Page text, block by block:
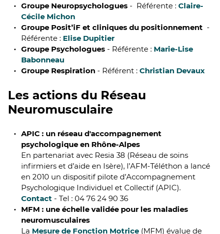
Groupe Neuropsychologues - Référente : Claire-
Cécile Michon
Groupe Posit’iF et cliniques du positionnement -
Référente : Elise Dupitier
Groupe Psychologues - Référente : Marie-Lise
Babonneau
Groupe Respiration - Référent : Christian Devaux
Les actions du Réseau
Neuromusculaire
APIC : un réseau d'accompagnement
psychologique en Rhône-Alpes
En partenariat avec Resia 38 (Réseau de soins
infirmiers et d’aide en Isère), l’AFM-Téléthon a lancé
en 2010 un dispositif pilote d’Accompagnement
Psychologique Individuel et Collectif (APIC).
Contact - Tel : 04 76 24 90 36
MFM : une échelle validée pour les maladies
neuromusculaires
La Mesure de Fonction Motrice (MFM) évalue de